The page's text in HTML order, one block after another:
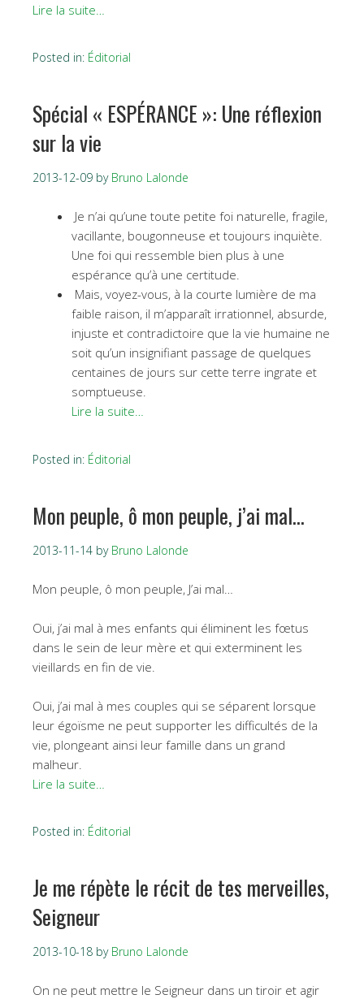
Lire la suite…
Posted in: Éditorial
Spécial « ESPÉRANCE »: Une réflexion
sur la vie
2013-12-09 by Bruno Lalonde
Je n’ai qu’une toute petite foi naturelle, fragile,
vacillante, bougonneuse et toujours inquiète.
Une foi qui ressemble bien plus à une
espérance qu’à une certitude.
Mais, voyez-vous, à la courte lumière de ma
faible raison, il m’apparaît irrationnel, absurde,
injuste et contradictoire que la vie humaine ne
soit qu’un insignifiant passage de quelques
centaines de jours sur cette terre ingrate et
somptueuse.
Lire la suite…
Posted in: Éditorial
Mon peuple, ô mon peuple, j’ai mal…
2013-11-14 by Bruno Lalonde
Mon peuple, ô mon peuple, J’ai mal…
Oui, j’ai mal à mes enfants qui éliminent les fœtus
dans le sein de leur mère et qui exterminent les
vieillards en fin de vie.
Oui, j’ai mal à mes couples qui se séparent lorsque
leur égoïsme ne peut supporter les difficultés de la
vie, plongeant ainsi leur famille dans un grand
malheur.
Lire la suite…
Posted in: Éditorial
Je me répète le récit de tes merveilles,
Seigneur
2013-10-18 by Bruno Lalonde
On ne peut mettre le Seigneur dans un tiroir et agir